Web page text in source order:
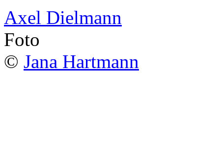
Axel Dielmann
Foto
© Jana Hartmann